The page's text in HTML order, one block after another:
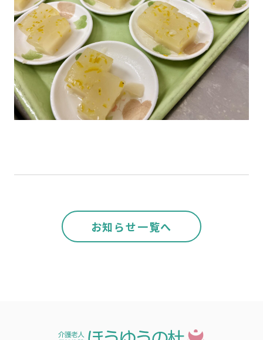
お知らせ一覧へ